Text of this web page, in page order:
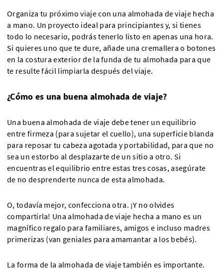
Organiza tu próximo viaje con una almohada de viaje hecha
a mano. Un proyecto ideal para principiantes y, si tienes
todo lo necesario, podrás tenerlo listo en apenas una hora.
Si quieres uno que te dure, añade una cremallera o botones
en la costura exterior de la funda de tu almohada para que
te resulte fácil limpiarla después del viaje.
¿Cómo es una buena almohada de viaje?
Una buena almohada de viaje debe tener un equilibrio
entre firmeza (para sujetar el cuello), una superficie blanda
para reposar tu cabeza agotada y portabilidad, para que no
sea un estorbo al desplazarte de un sitio a otro. Si
encuentras el equilibrio entre estas tres cosas, asegúrate
de no desprenderte nunca de esta almohada.
O, todavía mejor, confecciona otra. ¡Y no olvides
compartirla! Una almohada de viaje hecha a mano es un
magnífico regalo para familiares, amigos e incluso madres
primerizas (van geniales para amamantar a los bebés).
La forma de la almohada de viaje también es importante.